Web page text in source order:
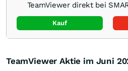
TeamViewer direkt bei
Kauf
TeamViewer Aktie im Juni